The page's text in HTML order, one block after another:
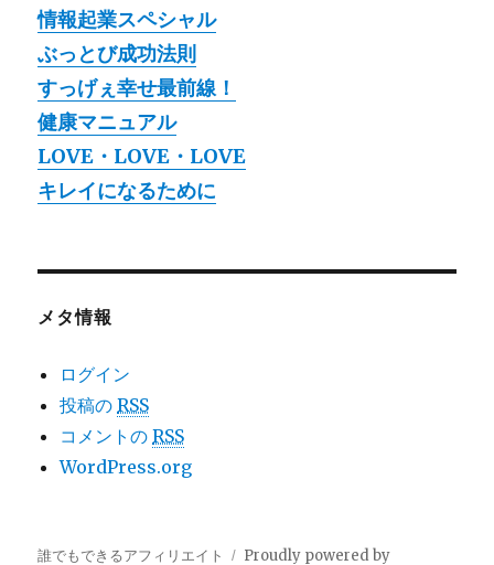
情報起業スペシャル
ぶっとび成功法則
すっげぇ幸せ最前線！
健康マニュアル
LOVE・LOVE・LOVE
キレイになるために
メタ情報
ログイン
投稿のRSS
コメントのRSS
WordPress.org
誰でもできるアフィリエイト Proudly powered by